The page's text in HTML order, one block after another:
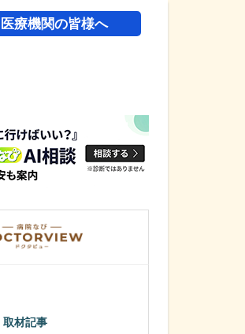
医療機関の皆様へ
取材記事